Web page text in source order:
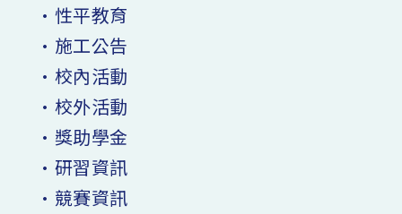
•性平教育
•施工公告
•校內活動
•校外活動
•獎助學金
•研習資訊
•競賽資訊